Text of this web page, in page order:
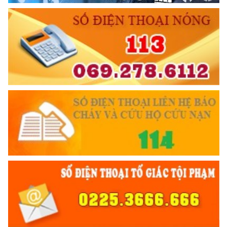
KÍNH TRỌNG LỄ PHÉP
Đối với công việc, phải
TẬN TỤY
Đối với địch, phải
CƯƠNG QUYẾT, KHÔN KHÉO
Trích thư Chủ tịch Hồ Chí Minh
gửi Công an Khu XII,
ngày 11 tháng 3 năm 1948.
TRUYỀN HÌNH AN NINH HP